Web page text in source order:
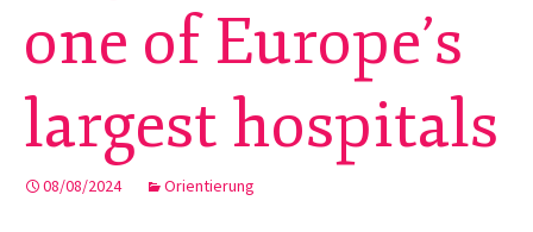
one of Europe’s
largest hospitals
08/08/2024 Orientierung